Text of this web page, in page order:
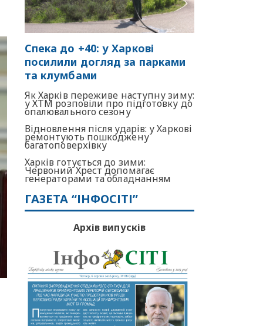
Спека до +40: у Харкові
посилили догляд за парками
та клумбами
Як Харків переживе наступну зиму:
у ХТМ розповіли про підготовку до
опалювального сезону
Відновлення після ударів: у Харкові
ремонтують пошкоджену
багатоповерхівку
Харків готується до зими:
Червоний Хрест допомагає
генераторами та обладнанням
ГАЗЕТА “ІНФОСІТІ”
Архів випусків